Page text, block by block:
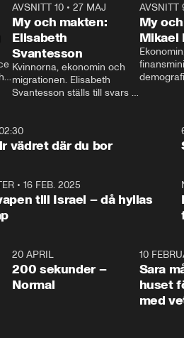
AVSNITT 10 •27 MAJ
My och makten:
Elisabeth
Svantesson
Kvinnorna, ekonomin och
migrationen. Elisabeth
Svantesson ställs till svars
AVSNITT
My
Mikael
1:06
vädret där du bor
• 16 FEB. 2025
till Israel – då hyllas
20 APRIL
200 sekunder –
Normal
10
Sara
huset
med